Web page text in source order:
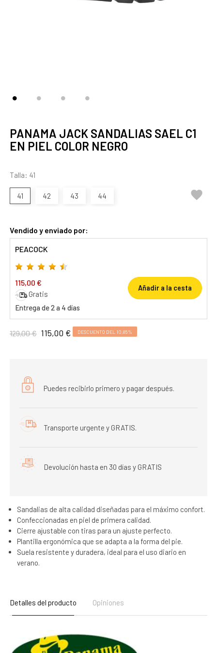
PANAMA JACK SANDALIAS SAEL C1
EN PIEL COLOR NEGRO
Talla: 41
41 42 43 44 
Vendido y enviado por:
PEACOCK
115,00 €
Gratis
Entrega de 2 a 4 días
Añadir a la cesta
129,00 € 115,00 € DESCUENTO DEL 10,85%
Puedes recibirlo primero y pagar después.
Transporte urgente y GRATIS.
Devolución hasta en 30 días y GRATIS
Sandalias de alta calidad diseñadas para el máximo confort.
Confeccionadas en piel de primera calidad.
Cierre ajustable con tiras para un ajuste perfecto.
Plantilla ergonómica que se adapta a la forma del pie.
Suela resistente y duradera, ideal para el uso diario en
verano.
Detalles del producto Opiniones